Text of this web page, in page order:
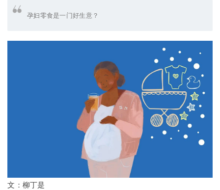
孕妇零食是一门好生意？
文：柳丁是